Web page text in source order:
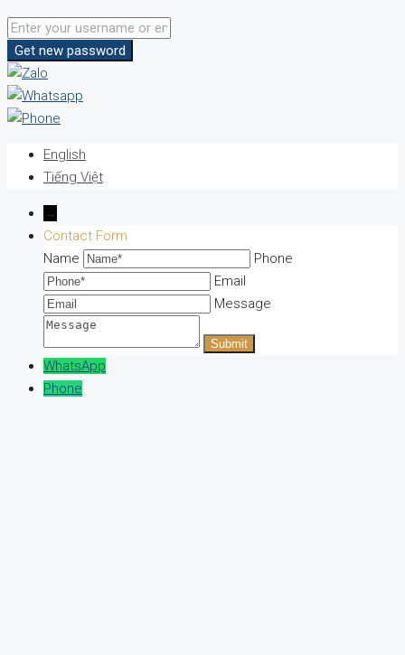
Get new password
English
Tiếng Việt
→
Contact Form
Name
Phone
Email
Message
WhatsApp
Phone